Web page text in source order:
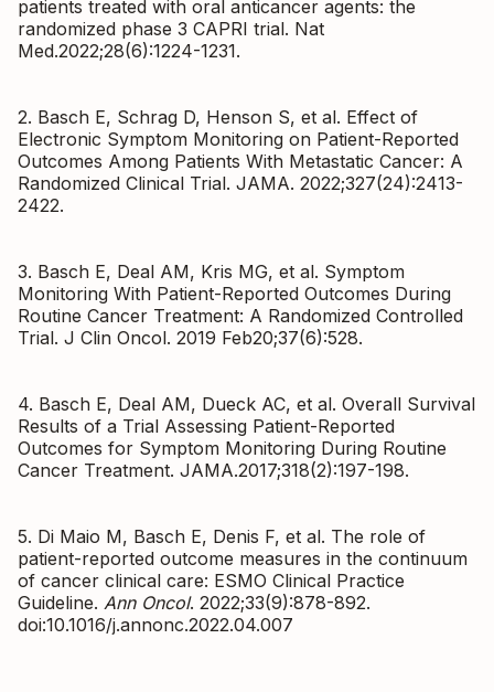
patients treated with oral anticancer agents: the
randomized phase 3 CAPRI trial. Nat
Med.2022;28(6):1224-1231.
2. Basch E, Schrag D, Henson S, et al. Effect of
Electronic Symptom Monitoring on Patient-Reported
Outcomes Among Patients With Metastatic Cancer: A
Randomized Clinical Trial. JAMA. 2022;327(24):2413-
2422.
3. Basch E, Deal AM, Kris MG, et al. Symptom
Monitoring With Patient-Reported Outcomes During
Routine Cancer Treatment: A Randomized Controlled
Trial. J Clin Oncol. 2019 Feb20;37(6):528.
4. Basch E, Deal AM, Dueck AC, et al. Overall Survival
Results of a Trial Assessing Patient-Reported
Outcomes for Symptom Monitoring During Routine
Cancer Treatment. JAMA.2017;318(2):197-198.
5. Di Maio M, Basch E, Denis F, et al. The role of
patient-reported outcome measures in the continuum
of cancer clinical care: ESMO Clinical Practice
Guideline. Ann Oncol. 2022;33(9):878-892.
doi:10.1016/j.annonc.2022.04.007